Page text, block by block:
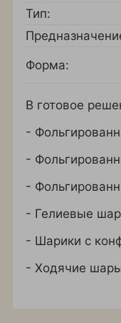
Тип:
Форма:
В готовое
-
-
-
- Гелиевые
- Шарики с
- Ходячие